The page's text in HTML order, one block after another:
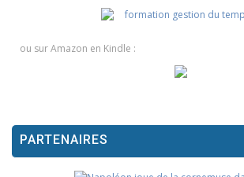
ou sur Amazon en Kindle :
PARTENAIRES